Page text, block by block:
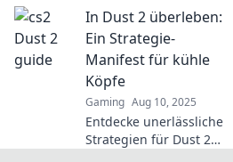
Tipps und Strategien
für den ultimativen
Erfolg im Spiel!
In Dust 2 überleben:
Ein Strategie-
Manifest für kühle
Köpfe
Gaming Aug 10, 2025
Entdecke unerlässliche
Strategien für Dust 2